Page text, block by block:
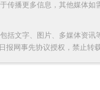
传播更多信息，其他媒体
括文字、图片、多媒体资
报网事先协议授权，禁止转